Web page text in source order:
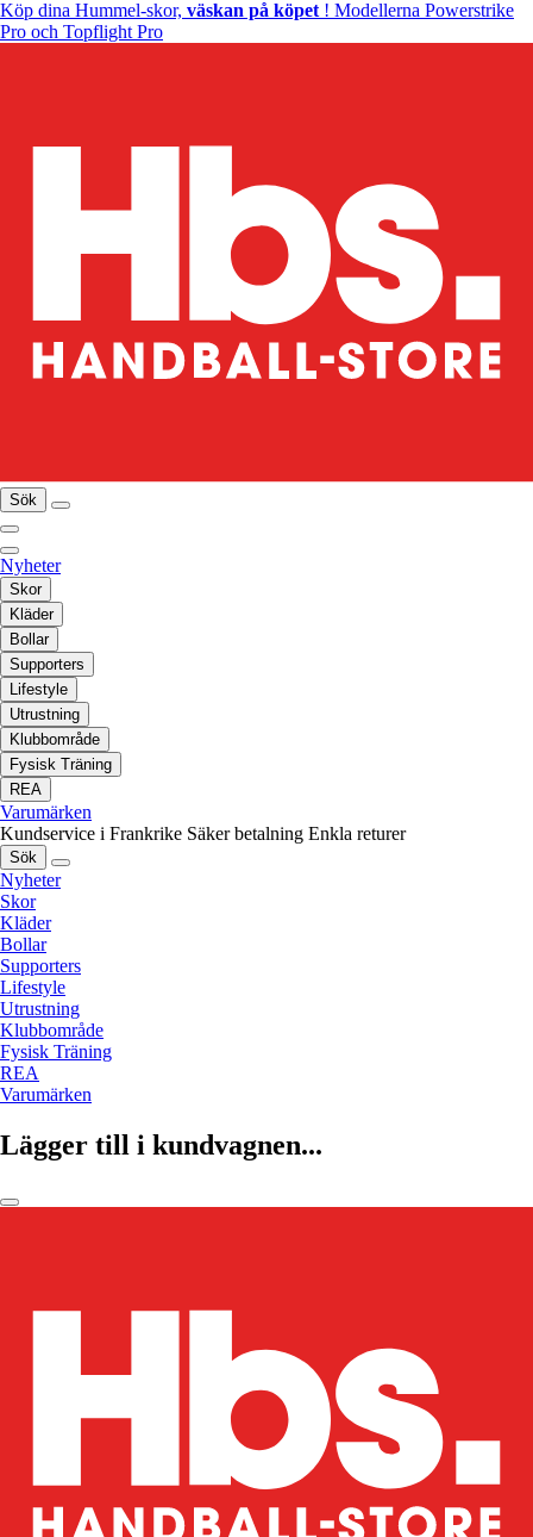
Köp dina Hummel-skor, väskan på köpet ! Modellerna Powerstrike
Pro och Topflight Pro
Sök
Nyheter
Skor
Kläder
Bollar
Supporters
Lifestyle
Utrustning
Klubbområde
Fysisk Träning
REA
Varumärken
Kundservice i Frankrike Säker betalning Enkla returer
Sök
Nyheter
Skor
Kläder
Bollar
Supporters
Lifestyle
Utrustning
Klubbområde
Fysisk Träning
REA
Varumärken
Lägger till i kundvagnen...